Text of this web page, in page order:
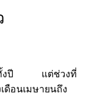
ดทั้งปี แต่ช่วงที่
ดือนเมษายนถึง